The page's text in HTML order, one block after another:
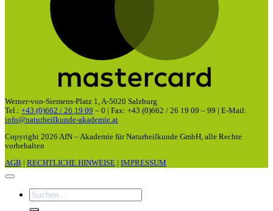
Werner-von-Siemens-Platz 1, A-5020 Salzburg
Tel.: +43 (0)662 / 26 19 09 – 0 | Fax: +43 (0)662 / 26 19 09 – 99 | E-Mail:
info@naturheilkunde-akademie.at
Copyright 2026 AfN – Akademie für Naturheilkunde GmbH, alle Rechte
vorbehalten
AGB | RECHTLICHE HINWEISE | IMPRESSUM
Suchen
nach: